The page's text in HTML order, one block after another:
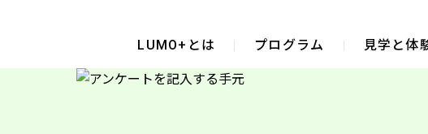
LUMO+とは プログラム 見学と体